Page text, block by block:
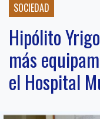
SOCIEDAD
Hipólito
más
el Hospital